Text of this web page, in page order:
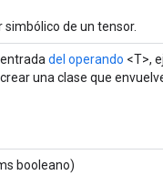
de un tensor.
del operando <T>,
una clase que
booleano)